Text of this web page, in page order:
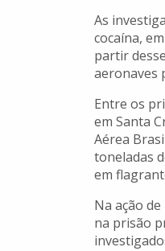
As
cocaína,
partir
aeronaves
Entre os
em Santa
Aérea
toneladas
em
Na ação
na prisão